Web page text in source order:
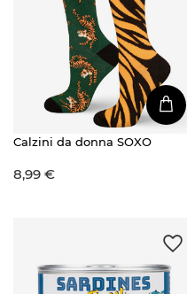
Calzini da donna SOXO
8,99 €